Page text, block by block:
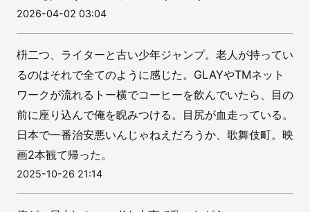
2026-04-02 03:04
枡二つ、ライターと古い少年ジャンプ。老人が持ってい
るのはそれで全てのように感じた。GLAYやTMネット
ワークが流れるトー横でコーヒーを飲んでいたら、目の
前に座り込んで俺を睨みつける。目尻が血走っている。
日本で一番治安悪いんじゃねえだろうか、歌舞伎町。映
画2本観て帰った。
2025-10-26 21:14